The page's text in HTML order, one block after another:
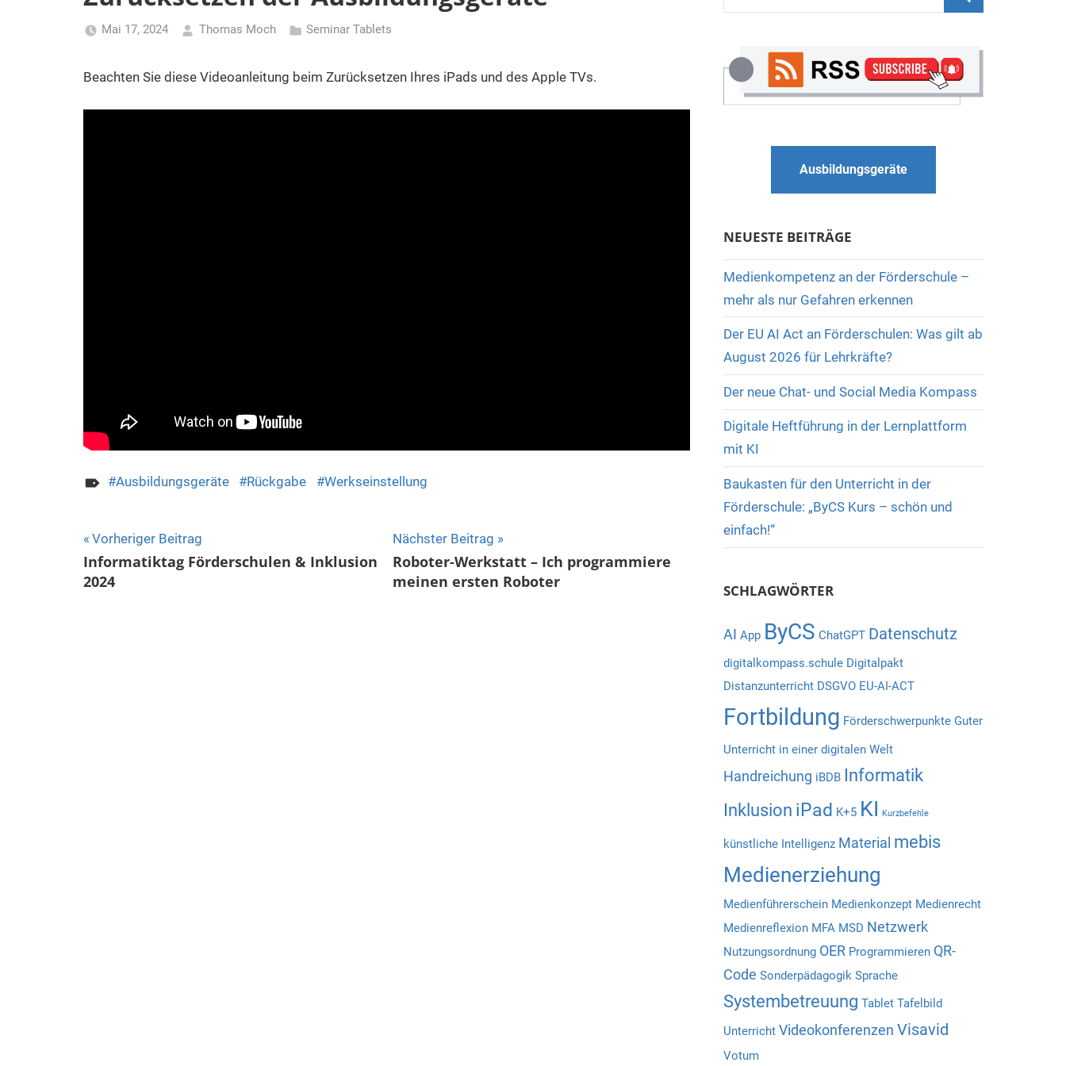
(BdB)
Mai 17, 2024 Thomas Moch Seminar Tablets
Beachten Sie diese Videoanleitung beim Zurücksetzen Ihres iPads und des Apple TVs.
Ausbildungsgeräte Rückgabe Werkseinstellung
Beitragsnavigation
Vorheriger Beitrag
Informatiktag Förderschulen & Inklusion
2024
Nächster Beitrag
Roboter-Werkstatt – Ich programmiere
meinen ersten Roboter
Ausbildungsgeräte
NEUESTE BEITRÄGE
Medienkompetenz an der Förderschule –
mehr als nur Gefahren erkennen
Der EU AI Act an Förderschulen: Was gilt ab
August 2026 für Lehrkräfte?
Der neue Chat- und Social Media Kompass
Digitale Heftführung in der Lernplattform
mit KI
Baukasten für den Unterricht in der
Förderschule: „ByCS Kurs – schön und
einfach!“
SCHLAGWÖRTER
AI App ByCS ChatGPT Datenschutz
digitalkompass.schule Digitalpakt
Distanzunterricht DSGVO EU-AI-ACT
Fortbildung Förderschwerpunkte Guter
Unterricht in einer digitalen Welt
Handreichung iBDB
Informatik
Inklusion iPad K+5 KI Kurzbefehle
künstliche Intelligenz Material mebis
Medienerziehung
Medienführerschein Medienkonzept Medienrecht
Medienreflexion MFA MSD Netzwerk
Nutzungsordnung OER Programmieren QR-
Code Sonderpädagogik Sprache
Systembetreuung Tablet Tafelbild
Unterricht Videokonferenzen Visavid
Votum